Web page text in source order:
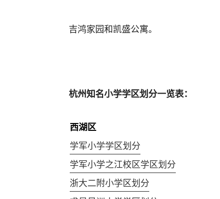
吉鸿家园和凯盛公寓。
杭州知名小学学区划分一览表：
西湖区
学军小学学区划分
学军小学之江校区学区划分
浙大二附小学区划分